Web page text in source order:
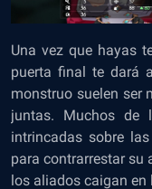
Una vez que hayas
puerta final te dará
monstruo suelen ser
juntas. Muchos de
intrincadas sobre
para contrarrestar su
los aliados caigan en